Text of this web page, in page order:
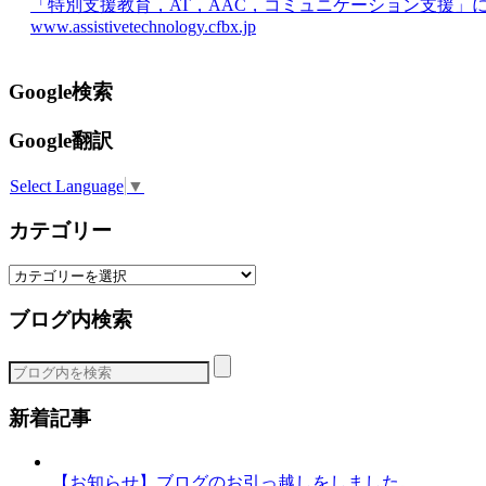
「特別支援教育，AT，AAC，コミュニケーション支援」
www.assistivetechnology.cfbx.jp
Google検索
Google翻訳
Select Language ▼
カテゴリー
カ
ゴ
ー
ブログ内検索
新着記事